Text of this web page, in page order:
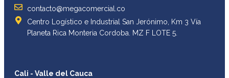
contacto@megacomercial.co
Centro Logístico e Industrial San Jerónimo, Km 3 Vía
Planeta Rica Monteria Cordoba. MZ F LOTE 5.
Cali - Valle del Cauca